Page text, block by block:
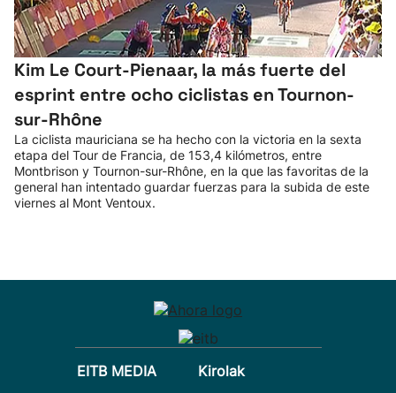
Kim Le Court-Pienaar, la más fuerte del
esprint entre ocho ciclistas en Tournon-
sur-Rhône
La ciclista mauriciana se ha hecho con la victoria en la sexta
etapa del Tour de Francia, de 153,4 kilómetros, entre
Montbrison y Tournon-sur-Rhône, en la que las favoritas de la
general han intentado guardar fuerzas para la subida de este
viernes al Mont Ventoux.
EITB MEDIA
Kirolak